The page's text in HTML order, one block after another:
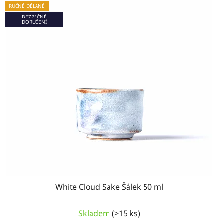
RUČNĚ DĚLANÉ
BEZPEČNÉ
DORUČENÍ
White Cloud Sake Šálek 50 ml
hodnocení
Skladem (>15 ks)